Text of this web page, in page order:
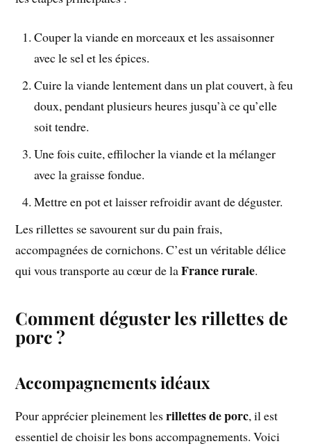
Couper la viande en morceaux et les assaisonner
avec le sel et les épices.
Cuire la viande lentement dans un plat couvert, à feu
doux, pendant plusieurs heures jusqu’à ce qu’elle
soit tendre.
Une fois cuite, effilocher la viande et la mélanger
avec la graisse fondue.
Mettre en pot et laisser refroidir avant de déguster.
Les rillettes se savourent sur du pain frais,
accompagnées de cornichons. C’est un véritable délice
qui vous transporte au cœur de laFrance rurale.
Comment déguster les rillettes de
porc ?
Accompagnements idéaux
Pour apprécier pleinement lesrillettes de porc, il est
essentiel de choisir les bons accompagnements. Voici